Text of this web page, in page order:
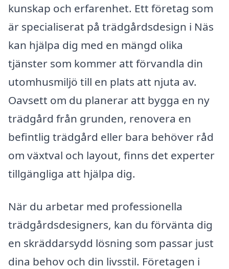
kunskap och erfarenhet. Ett företag som
är specialiserat på trädgårdsdesign i Näs
kan hjälpa dig med en mängd olika
tjänster som kommer att förvandla din
utomhusmiljö till en plats att njuta av.
Oavsett om du planerar att bygga en ny
trädgård från grunden, renovera en
befintlig trädgård eller bara behöver råd
om växtval och layout, finns det experter
tillgängliga att hjälpa dig.
När du arbetar med professionella
trädgårdsdesigners, kan du förvänta dig
en skräddarsydd lösning som passar just
dina behov och din livsstil. Företagen i